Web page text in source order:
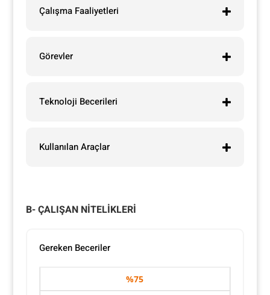
Çalışma Faaliyetleri
Görevler
Teknoloji Becerileri
Kullanılan Araçlar
B- ÇALIŞAN NİTELİKLERİ
Gereken Beceriler
%75